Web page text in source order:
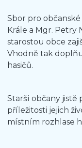
Sbor pro
Krále a Mgr. Petry
starostou obce
Vhodně tak
hasičů.
Starší občany jistě
příležitosti jejich
místním rozhlase